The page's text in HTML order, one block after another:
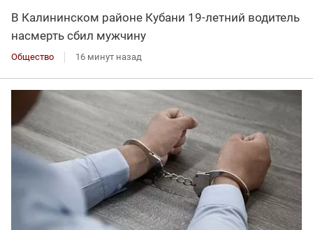
В Калининском районе Кубани 19-летний водитель
насмерть сбил мужчину
Общество 16 минут назад